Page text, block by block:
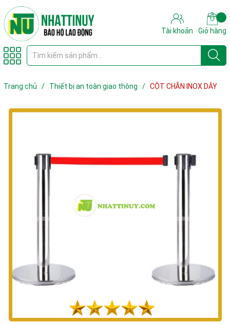
Tài khoản Giỏ hàng
Trang chủ / Thiết bị an toàn giao thông / CỘT CHẮN INOX DÂY